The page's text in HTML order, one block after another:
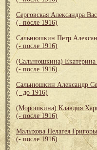
Серговская Александра
(- после 1916)
Сальнюшкин Петр
(- после 1916)
(Сальнюшкина) Екатерина
(- после 1916)
Сальнюшкин Александр
(- до 1916)
(Морошкина) Клавдия
(- после 1916)
Малыхова Пелагея
(- после 1916)